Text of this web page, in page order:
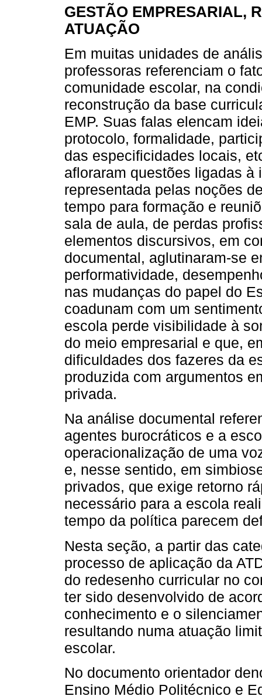
GESTÃO EMPRESARIAL,
ATUAÇÃO
Em muitas unidades de
professoras referenciam o
comunidade escolar, na
reconstrução da base
EMP. Suas falas elencam
protocolo, formalidade,
das especificidades locais,
afloraram questões ligadas
representada pelas noções
tempo para formação e
sala de aula, de perdas
elementos discursivos, em
documental, aglutinaram-se
performatividade,
nas mudanças do papel do
coadunam com um
escola perde visibilidade à
do meio empresarial e que,
dificuldades dos fazeres da
produzida com argumentos
privada.
Na análise documental
agentes burocráticos e a
operacionalização de uma
e, nesse sentido, em
privados, que exige retorno
necessário para a escola
tempo da política parecem
Nesta seção, a partir das
processo de aplicação da
do redesenho curricular no
ter sido desenvolvido de
conhecimento e o
resultando numa atuação
escolar.
No documento orientador
Ensino Médio Politécnico e